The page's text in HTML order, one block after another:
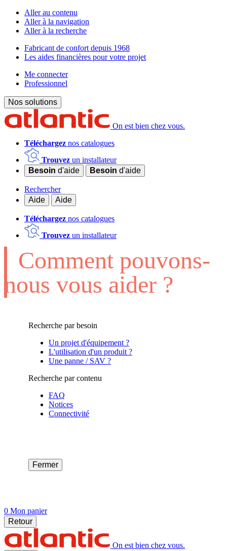
Aller au contenu
Aller à la navigation
Aller à la recherche
Fabricant de confort depuis 1968
Les aides financières pour votre projet
Me connecter
Professionnel
Nos solutions
On est bien chez vous.
Téléchargez nos catalogues
Trouvez un installateur
Besoin d'aide Besoin d'aide
Rechercher
Aide
Aide
Téléchargez nos catalogues
Trouvez un installateur
Comment pouvons-
nous vous aider ?
Recherche par besoin
Un projet d'équipement ?
L'utilisation d'un produit ?
Une panne / SAV ?
Recherche par contenu
FAQ
Notices
Connectivité
Fermer
0 Mon panier
Retour
On est bien chez vous.